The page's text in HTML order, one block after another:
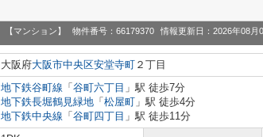
【マンション】 物件番号：66179370 情報更新日：2026年08月
大阪府大阪市中央区安堂寺町 ２丁目
地下鉄谷町線 「 谷町六丁目 」駅 徒歩7分
地下鉄長堀鶴見緑地 「 松屋町 」駅 徒歩4分
地下鉄中央線 「 谷町四丁目 」駅 徒歩11分